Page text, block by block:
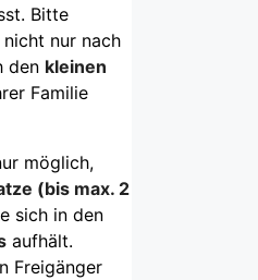
Bitte
nur nach
den kleinen
Familie
möglich,
(bis max. 2
sich in den
aufhält.
Freigänger